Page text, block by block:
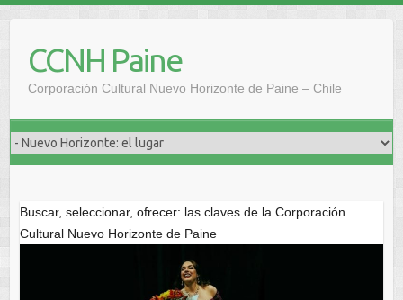
contenidoCCNH Paine
Corporación Cultural Nuevo Horizonte de Paine – Chile
Buscar, seleccionar, ofrecer: las claves de la Corporación
Cultural Nuevo Horizonte de Paine